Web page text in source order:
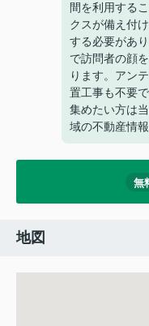
間を利用する
クスが備え付
する必要があ
で訪問者の顔
ります。アン
置工事も不要
集めたい方は
域の不動産情
無
地図